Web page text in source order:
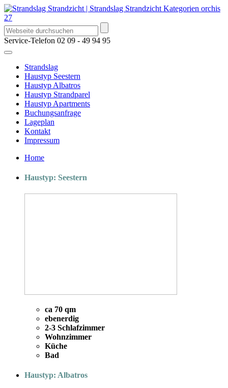
Service-Telefon 02 09 - 49 94 95
Strandslag
Haustyp Seestern
Haustyp Albatros
Haustyp Strandparel
Haustyp Apartments
Buchungsanfrage
Lageplan
Kontakt
Impressum
Home
Haustyp: Seestern
ca 70 qm
ebenerdig
2-3 Schlafzimmer
Wohnzimmer
Küche
Bad
Haustyp: Albatros